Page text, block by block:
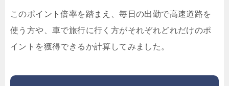
このポイント倍率を踏まえ、毎日の出勤で高速道路を
使う方や、車で旅行に行く方がそれぞれどれだけのポ
イントを獲得できるか計算してみました。